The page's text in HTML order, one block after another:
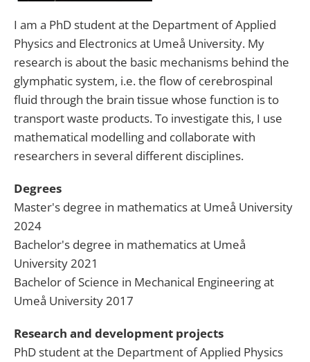
I am a PhDstudentatthe Department ofApplied
Physicsand Electronicsat Umeå University. My
research isaboutthe basic mechanisms behind the
glymphaticsystem, i.e.the flow of cerebrospinal
fluid through the brain tissue whose function isto
transportwaste products.To investigate this, I use
mathematical modellingand collaborate with
researchers in several different disciplines.
Degrees
Master's degree in mathematicsat Umeå University
2024
Bachelor's degree in mathematicsat Umeå
University2021
Bachelor of Science in Mechanical Engineeringat
Umeå University2017
Research and development projects
PhDstudentatthe Department ofApplied Physics